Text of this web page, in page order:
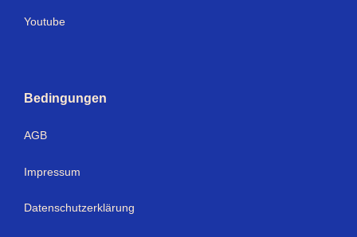
Youtube
Bedingungen
AGB
Impressum
Datenschutzerklärung